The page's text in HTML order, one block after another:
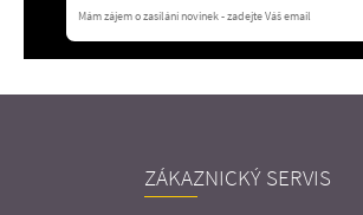
ZÁKAZNICKÝ SERVIS